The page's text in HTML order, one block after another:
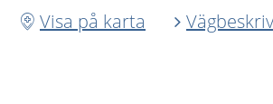
Visa på karta